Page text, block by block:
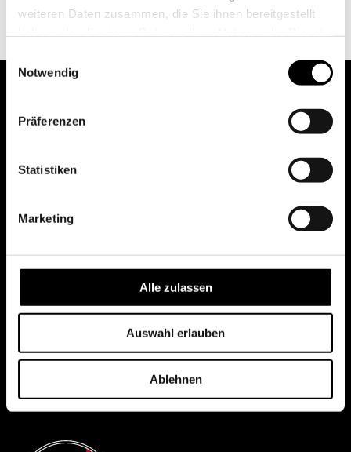
weiteren Daten zusammen, die Sie ihnen bereitgestellt
Notwendig
Präferenzen
Statistiken
Marketing
Alle zulassen
Auswahl erlauben
Ablehnen